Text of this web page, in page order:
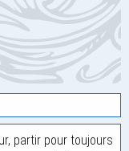
partir pour toujours